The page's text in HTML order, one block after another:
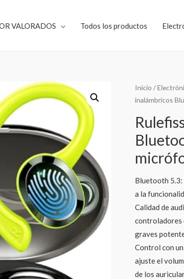
VALORADOS Todos los productos
Inicio /
inalámbricos
Bluetooth 5.3:
a la
Calidad de
controladores
graves
Control con
ajuste el
de los